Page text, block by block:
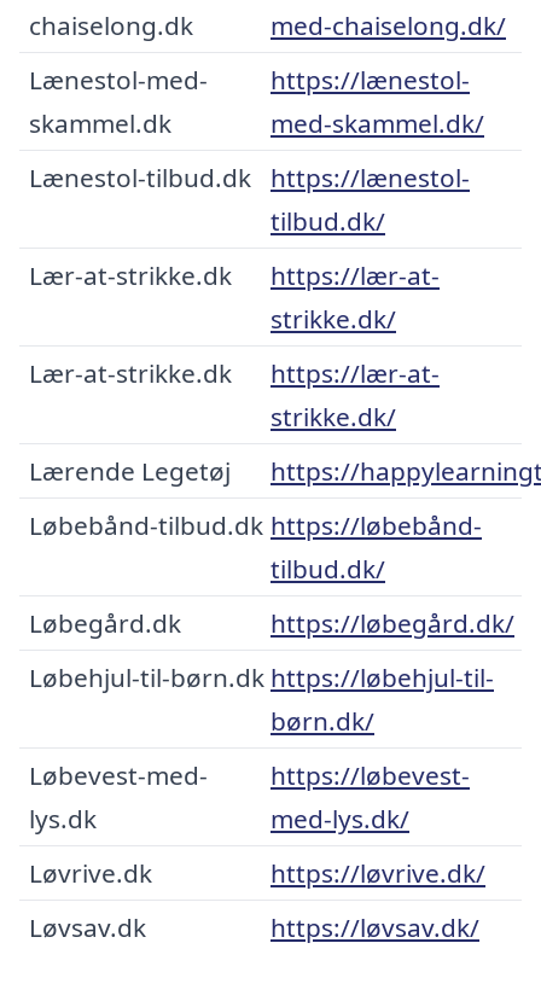
chaiselong.dk
med-chaiselong.dk/
Lænestol-med-
skammel.dk
https://lænestol-
med-skammel.dk/
Lænestol-tilbud.dk
https://lænestol-
tilbud.dk/
Lær-at-strikke.dk
https://lær-at-
strikke.dk/
Lær-at-strikke.dk
https://lær-at-
strikke.dk/
Lærende Legetøj
https://
Løbebånd-tilbud.dk https://løbebånd-
tilbud.dk/
Løbegård.dk
https://løbegård.dk/
Løbehjul-til-børn.dk https://løbehjul-til-
børn.dk/
Løbevest-med-
lys.dk
https://løbevest-
med-lys.dk/
Løvrive.dk
https://løvrive.dk/
Løvsav.dk
https://løvsav.dk/